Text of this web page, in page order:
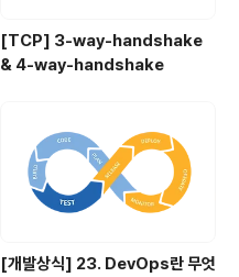
[TCP] 3-way-handshake
& 4-way-handshake
[개발상식] 23. DevOps란 무엇